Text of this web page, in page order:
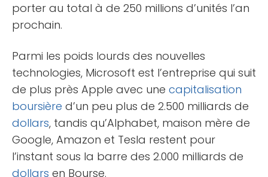
porter au total à de 250 millions d’unités l’an
prochain.
Parmi les poids lourds des nouvelles
technologies, Microsoft est l’entreprise qui suit
de plus près Apple avec une capitalisation
boursière d’un peu plus de 2.500 milliards de
dollars, tandis qu’Alphabet, maison mère de
Google, Amazon et Tesla restent pour
l’instant sous la barre des 2.000 milliards de
dollars en Bourse.